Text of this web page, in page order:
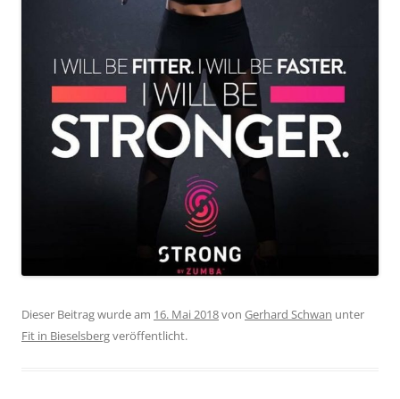
Dieser Beitrag wurde am 16. Mai 2018von Gerhard Schwan unter
Fit in Bieselsbergveröffentlicht.